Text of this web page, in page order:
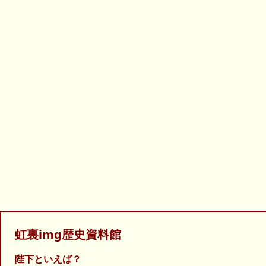
虹裏img歴史資料館
陛下といえば？